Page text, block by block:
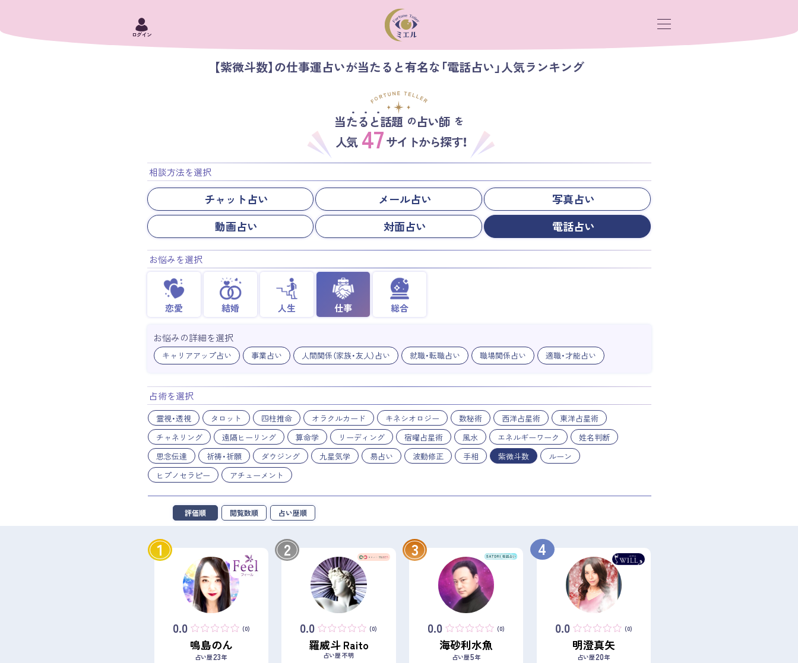
ログイン
【紫微斗数】の仕事運占いが当たると有名な「電話占い」人気ランキング
当たると話題 の占い師 を
人気 47 サイトから探す！
相談方法を選択
チャット占い メール占い
写真占い
動画占い
対面占い 電話占い
お悩みを選択
恋愛 結婚 人生 仕事 総合
お悩みの詳細を選択
キャリアアップ占い 事業占い 人間関係（家族・友人）占い 就職・転職占い 職場関係占い 適職・才能占い
占術を選択
霊視・透視 タロット 四柱推命 オラクルカード キネシオロジー 数秘術 西洋占星術
東洋占星術
チャネリング
遠隔ヒーリング 算命学 リーディング 宿曜占星術 風水 エネルギーワーク
姓名判断
思念伝達
祈祷・祈願 ダウジング 九星気学 易占い 波動修正 手相 紫微斗数
ルーン
ヒプノセラピー
アチューメント
評価順 閲覧数順 占い歴順
1
0.0 (0)
鳴島のん
占い歴23年
2
0.0 (0)
羅威斗 Raito
占い歴 不明
3
0.0 (0)
海砂利水魚
占い歴5年
4
0.0 (0)
明澄真矢
占い歴20年